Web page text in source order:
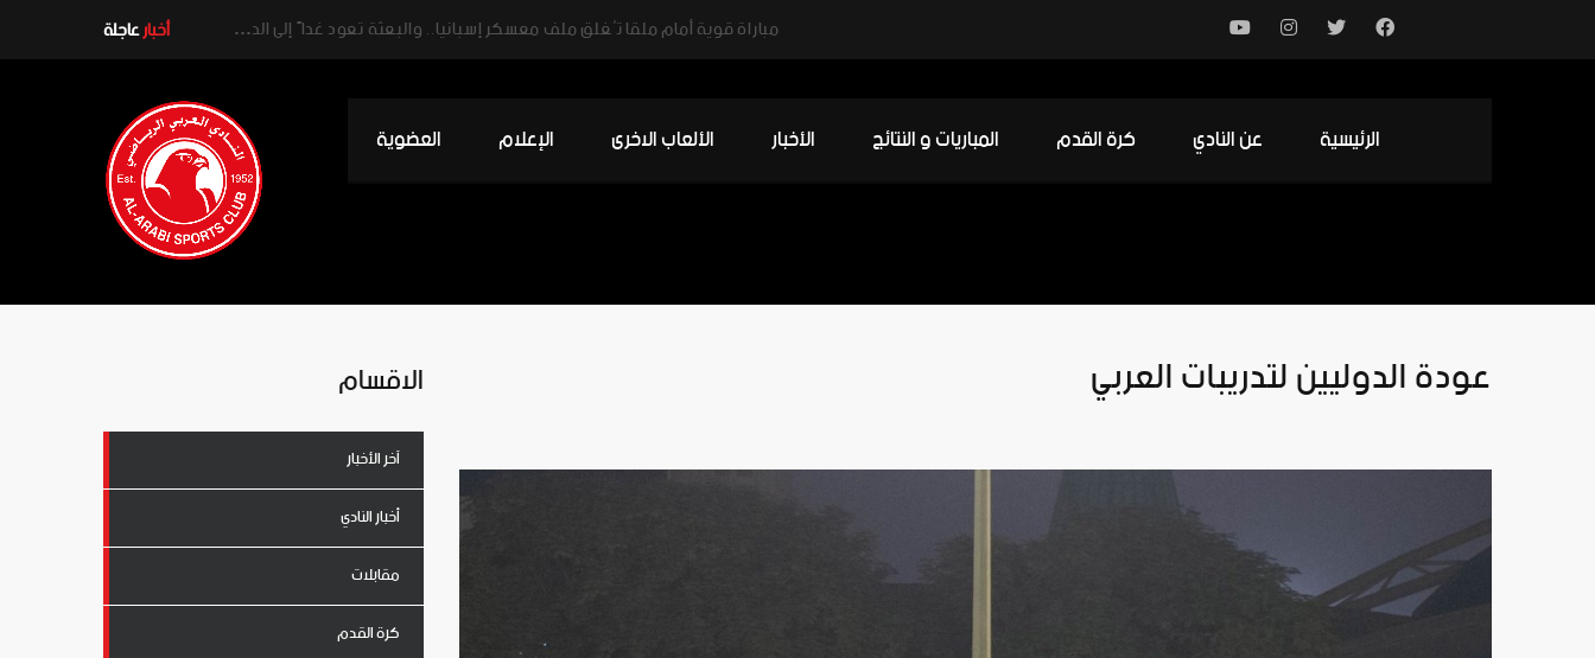
أخبارعاجلة
الرئيسية عن النادي كرة القدم المباريات و النتائج الأخبار الألعاب الاخرى الإعلام العضوية
عودة الدوليين لتدريبات العربي الاقسام
آخر الأخبار
أخبار النادي
مقابلات
كرة القدم